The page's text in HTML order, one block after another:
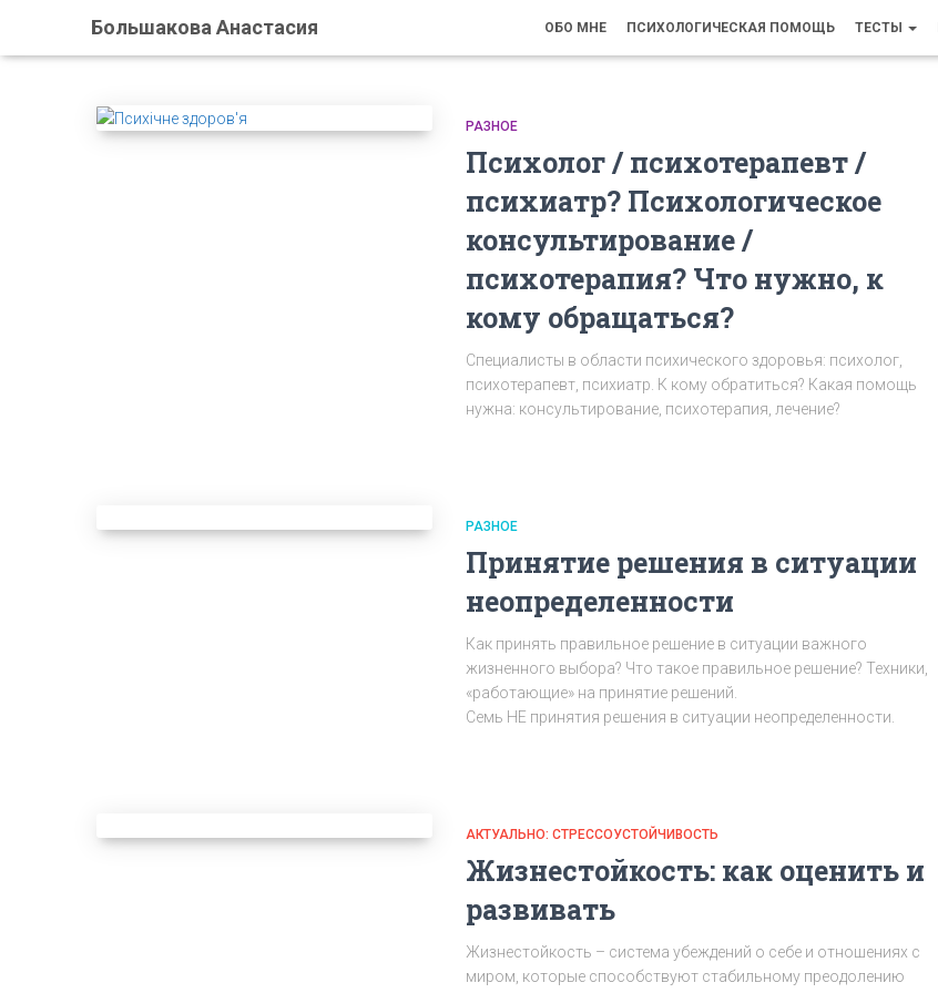
Большакова Анастасия ОБО МНЕ ПСИХОЛОГИЧЕСКАЯ ПОМОЩЬ ТЕСТЫ
РАЗНОЕ
Психолог / психотерапевт /
психиатр? Психологическое
консультирование /
психотерапия? Что нужно, к
кому обращаться?
Специалисты в области психического здоровья: психолог,
психотерапевт, психиатр. К кому обратиться? Какая помощь
нужна: консультирование, психотерапия, лечение?
РАЗНОЕ
Принятие решения в ситуации
неопределенности
Как принять правильное решение в ситуации важного
жизненного выбора? Что такое правильное решение? Техники,
«работающие» на принятие решений.
Семь НЕ принятия решения в ситуации неопределенности.
АКТУАЛЬНО: СТРЕССОУСТОЙЧИВОСТЬ
Жизнестойкость: как оценить и
развивать
Жизнестойкость – система убеждений о себе и отношениях с
миром, которые способствуют стабильному преодолению